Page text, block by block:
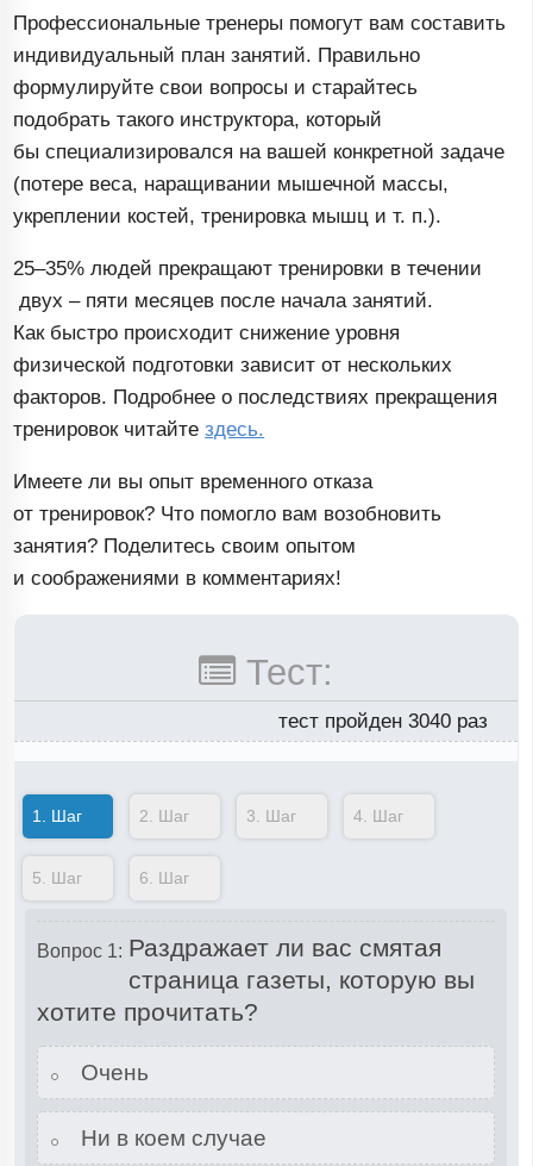
Профессиональные тренеры помогут вам составить
индивидуальный план занятий. Правильно
формулируйте свои вопросы и старайтесь
подобрать такого инструктора, который
бы специализировался на вашей конкретной задаче
(потере веса, наращивании мышечной массы,
укреплении костей, тренировка мышц и т. п.).
25–35% людей прекращают тренировки в течении
двух – пяти месяцев после начала занятий.
Как быстро происходит снижение уровня
физической подготовки зависит от нескольких
факторов. Подробнее о последствиях прекращения
тренировок читайтездесь.
Имеете ли вы опыт временного отказа
от тренировок? Что помогло вам возобновить
занятия? Поделитесь своим опытом
и соображениями в комментариях!
Тест:
тест пройден 3040 раз
1. Шаг 2. Шаг 3. Шаг 4. Шаг
5. Шаг 6. Шаг
Вопрос 1: Раздражает ли вас смятая
страница газеты, которую вы
хотите прочитать?
Очень
Ни в коем случае